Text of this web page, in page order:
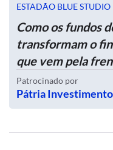
ESTADÃO BLUE STUDIO
Como os fundos
transformam o
que vem pela
Patrocinado por
Pátria